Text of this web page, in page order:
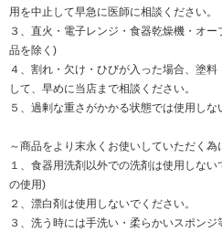
用を中止して早急に医師に相談ください。
３、直火・電子レンジ・食器乾燥機・オ
品を除く)
４、割れ・欠け・ひびが入った場合、塗
して、早めに当店まで相談ください。
５、過剰な重さがかかる状態では使用しな
～商品をより末永くお使いしていただく為
１、食器用洗剤以外での洗剤は使用しな
の使用)
２、漂白剤は使用しないでください。
３、洗う時には手洗い・柔らかいスポン